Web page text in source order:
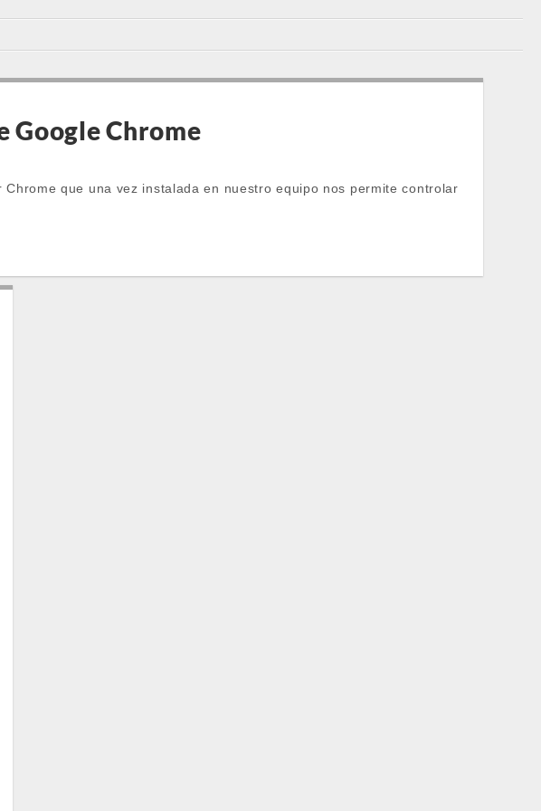
Google Chrome
que una vez instalada en nuestro equipo nos permite controlar